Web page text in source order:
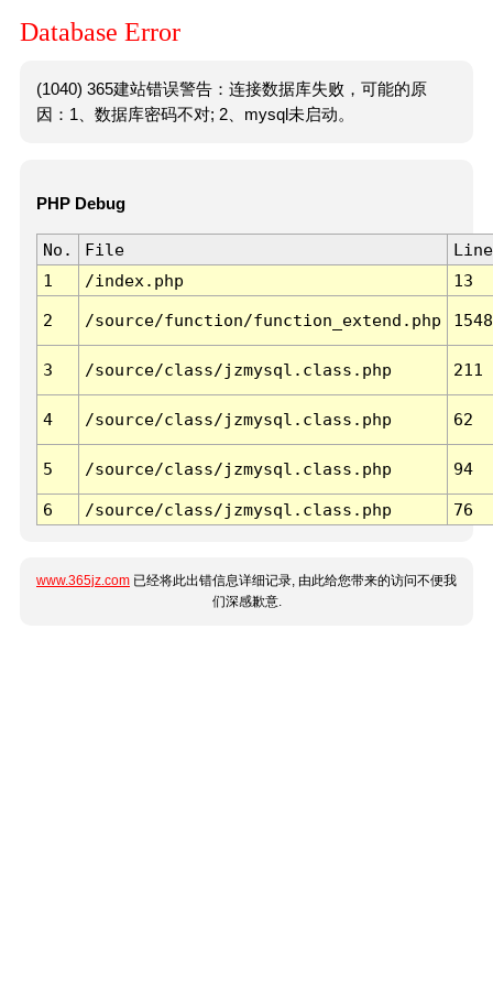
Database Error
(1040) 365建站错误警告：连接数据库失败，可能的原
因：1、数据库密码不对; 2、mysql未启动。
PHP Debug
No. File
Line
1
/index.php 13
2 /source/function/function_extend.php 1548
3 /source/class/jzmysql.class.php 211
4 /source/class/jzmysql.class.php 62
5 /source/class/jzmysql.class.php 94
6 /source/class/jzmysql.class.php 76
www.365jz.com 已经将此出错信息详细记录, 由此给您带来的访问不便我
们深感歉意.